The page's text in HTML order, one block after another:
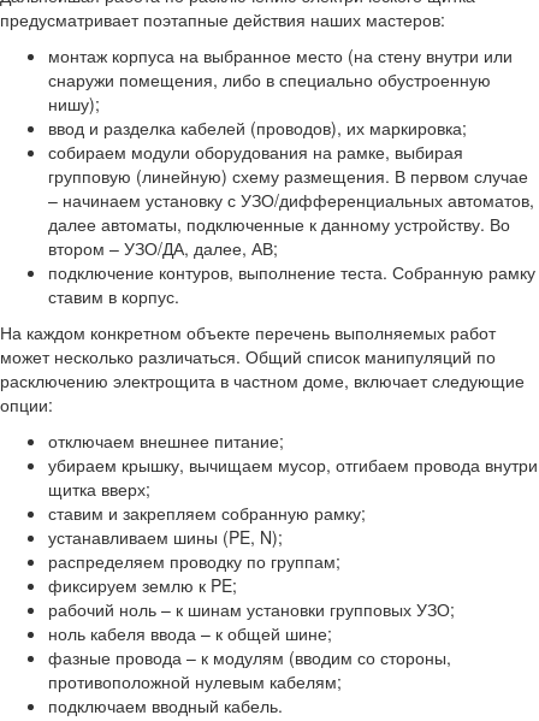
предусматривает поэтапные действия наших мастеров:
монтаж корпуса на выбранное место (на стену внутри или
снаружи помещения, либо в специально обустроенную
нишу);
ввод и разделка кабелей (проводов), их маркировка;
собираем модули оборудования на рамке, выбирая
групповую (линейную) схему размещения. В первом случае
– начинаем установку с УЗО/дифференциальных автоматов,
далее автоматы, подключенные к данному устройству. Во
втором – УЗО/ДА, далее, АВ;
подключение контуров, выполнение теста. Собранную рамку
ставим в корпус.
На каждом конкретном объекте перечень выполняемых работ
может несколько различаться. Общий список манипуляций по
расключению электрощита в частном доме, включает следующие
опции:
отключаем внешнее питание;
убираем крышку, вычищаем мусор, отгибаем провода внутри
щитка вверх;
ставим и закрепляем собранную рамку;
устанавливаем шины (PE, N);
распределяем проводку по группам;
фиксируем землю к PE;
рабочий ноль – к шинам установки групповых УЗО;
ноль кабеля ввода – к общей шине;
фазные провода – к модулям (вводим со стороны,
противоположной нулевым кабелям;
подключаем вводный кабель.